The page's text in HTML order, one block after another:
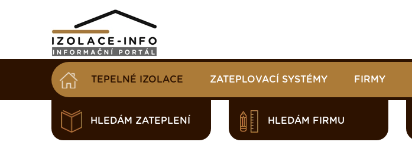
TEPELNÉ IZOLACE ZATEPLOVACÍ SYSTÉMY FIRMY
HLEDÁM ZATEPLENÍ HLEDÁM FIRMU